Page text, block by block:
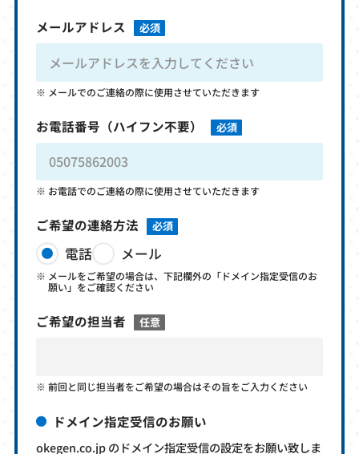
メールアドレス 必須
メールでのご連絡の際に使用させていただきます
お電話番号 （ハイフン不要） 必須
お電話でのご連絡の際に使用させていただきます
ご希望の連絡方法 必須
電話 メール
メールをご希望の場合は、下記欄外の「ドメイン指定受信のお
願い」をご確認ください
ご希望の担当者 任意
前回と同じ担当者をご希望の場合はその旨をご入力ください
ドメイン指定受信のお願い
okegen.co.jp のドメイン指定受信の設定をお願い致しま